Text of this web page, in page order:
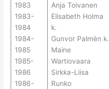
1983
1983-
1984
1984-
1985
1985-
1986
1986-
Anja Toivanen
Elisabeth Holma
k.
Gunvor Palmèn k.
Maine
Wartiovaara
Sirkka-Liisa
Runko